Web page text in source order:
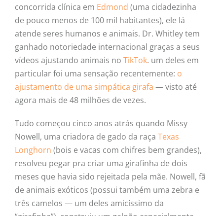
concorrida clínica em Edmond (uma cidadezinha
de pouco menos de 100 mil habitantes), ele lá
atende seres humanos e animais. Dr. Whitley tem
ganhado notoriedade internacional graças a seus
vídeos ajustando animais no TikTok. um deles em
particular foi uma sensação recentemente: o
ajustamento de uma simpática girafa — visto até
agora mais de 48 milhões de vezes.
Tudo começou cinco anos atrás quando Missy
Nowell, uma criadora de gado da raça Texas
Longhorn (bois e vacas com chifres bem grandes),
resolveu pegar pra criar uma girafinha de dois
meses que havia sido rejeitada pela mãe. Nowell, fã
de animais exóticos (possui também uma zebra e
três camelos — um deles amicíssimo da